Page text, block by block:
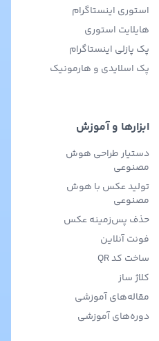
استوری اینستاگرام
هایلایت استوری
پک پازلی اینستاگرام
پک اسلایدی و هارمونیک
ابزارها و آموزش
دستیار طراحی هوش
مصنوعی
تولید عکس با هوش
مصنوعی
حذف پس‌زمینه عکس
فونت آنلاین
ساخت کد QR
کلاژ ساز
مقاله‌های آموزشی
دوره‌های آموزشی